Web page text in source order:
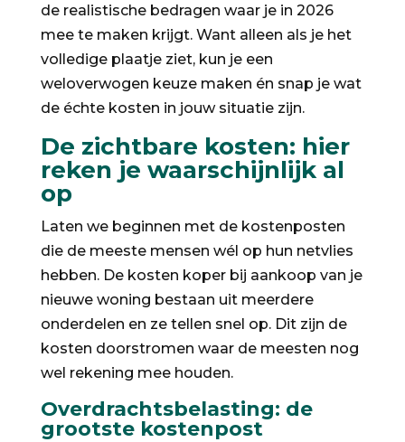
de realistische bedragen waar je in 2026
mee te maken krijgt. Want alleen als je het
volledige plaatje ziet, kun je een
weloverwogen keuze maken én snap je wat
de échte kosten in jouw situatie zijn.
De zichtbare kosten: hier
reken je waarschijnlijk al
op
Laten we beginnen met de kostenposten
die de meeste mensen wél op hun netvlies
hebben. De kosten koper bij aankoop van je
nieuwe woning bestaan uit meerdere
onderdelen en ze tellen snel op. Dit zijn de
kosten doorstromen waar de meesten nog
wel rekening mee houden.
Overdrachtsbelasting: de
grootste kostenpost